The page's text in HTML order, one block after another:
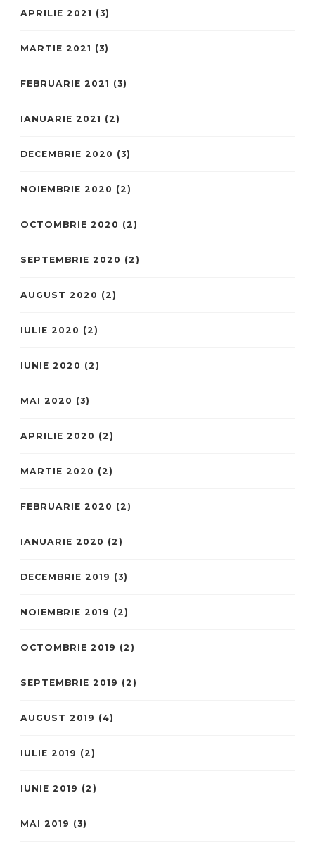
APRILIE 2021 (3)
MARTIE 2021 (3)
FEBRUARIE 2021 (3)
IANUARIE 2021 (2)
DECEMBRIE 2020 (3)
NOIEMBRIE 2020 (2)
OCTOMBRIE 2020 (2)
SEPTEMBRIE 2020 (2)
AUGUST 2020 (2)
IULIE 2020 (2)
IUNIE 2020 (2)
MAI 2020 (3)
APRILIE 2020 (2)
MARTIE 2020 (2)
FEBRUARIE 2020 (2)
IANUARIE 2020 (2)
DECEMBRIE 2019 (3)
NOIEMBRIE 2019 (2)
OCTOMBRIE 2019 (2)
SEPTEMBRIE 2019 (2)
AUGUST 2019 (4)
IULIE 2019 (2)
IUNIE 2019 (2)
MAI 2019 (3)